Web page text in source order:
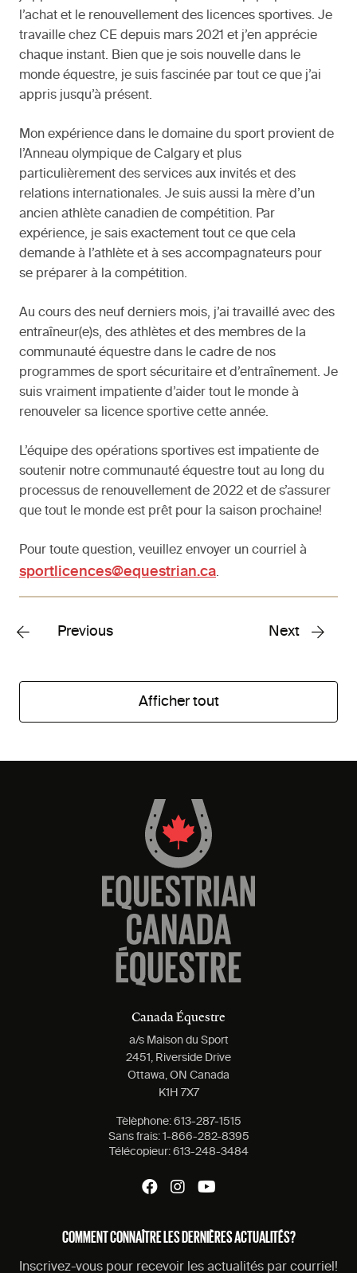
l’achat et le renouvellement des licences sportives. Je
travaille chez CE depuis mars 2021 et j’en apprécie
chaque instant. Bien que je sois nouvelle dans le
monde équestre, je suis fascinée par tout ce que j’ai
appris jusqu’à présent.
Mon expérience dans le domaine du sport provient de
l’Anneau olympique de Calgary et plus
particulièrement des services aux invités et des
relations internationales. Je suis aussi la mère d’un
ancien athlète canadien de compétition. Par
expérience, je sais exactement tout ce que cela
demande à l’athlète et à ses accompagnateurs pour
se préparer à la compétition.
Au cours des neuf derniers mois, j’ai travaillé avec des
entraîneur(e)s, des athlètes et des membres de la
communauté équestre dans le cadre de nos
programmes de sport sécuritaire et d’entraînement. Je
suis vraiment impatiente d’aider tout le monde à
renouveler sa licence sportive cette année.
L’équipe des opérations sportives est impatiente de
soutenir notre communauté équestre tout au long du
processus de renouvellement de 2022 et de s’assurer
que tout le monde est prêt pour la saison prochaine!
Pour toute question, veuillez envoyer un courriel à
sportlicences@equestrian.ca.
Previous Next
Afficher tout
Canada Équestre
a/s Maison du Sport
2451, Riverside Drive
Ottawa, ON Canada
K1H 7X7
Tèlèphone: 613-287-1515
Sans frais: 1-866-282-8395
Télécopieur: 613-248-3484
COMMENT CONNAÎTRE LES DERNIÈRES ACTUALITÉS?
Inscrivez-vous pour recevoir les actualités par courriel!